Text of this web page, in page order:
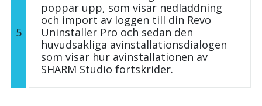
5
poppar upp, som visar nedladdning
och import av loggen till din Revo
Uninstaller Pro och sedan den
huvudsakliga avinstallationsdialogen
som visar hur avinstallationen av
SHARM Studio fortskrider.